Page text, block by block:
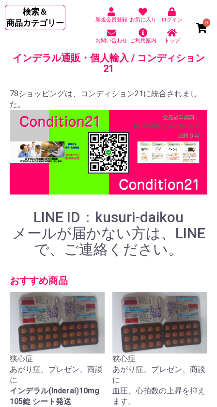
検索＆
商品カテゴリー
新規会員登録 お気に入り ログイン
お問い合わせ ご利用案内 トップ
0
インデラル通販・個人輸入 / コンディション
21
78ショッピングは、コンディション21に統合されまし
た。
LINE ID：kusuri-daikou
メールが届かない方は、LINE
で、ご連絡ください。
おすすめ商品
狭心症
あがり症、プレゼン、商談
に
インデラル(Inderal)10mg
105錠 シート発送
狭心症
あがり症、プレゼン、商談
に
血圧、心拍数の上昇を抑え
ます。